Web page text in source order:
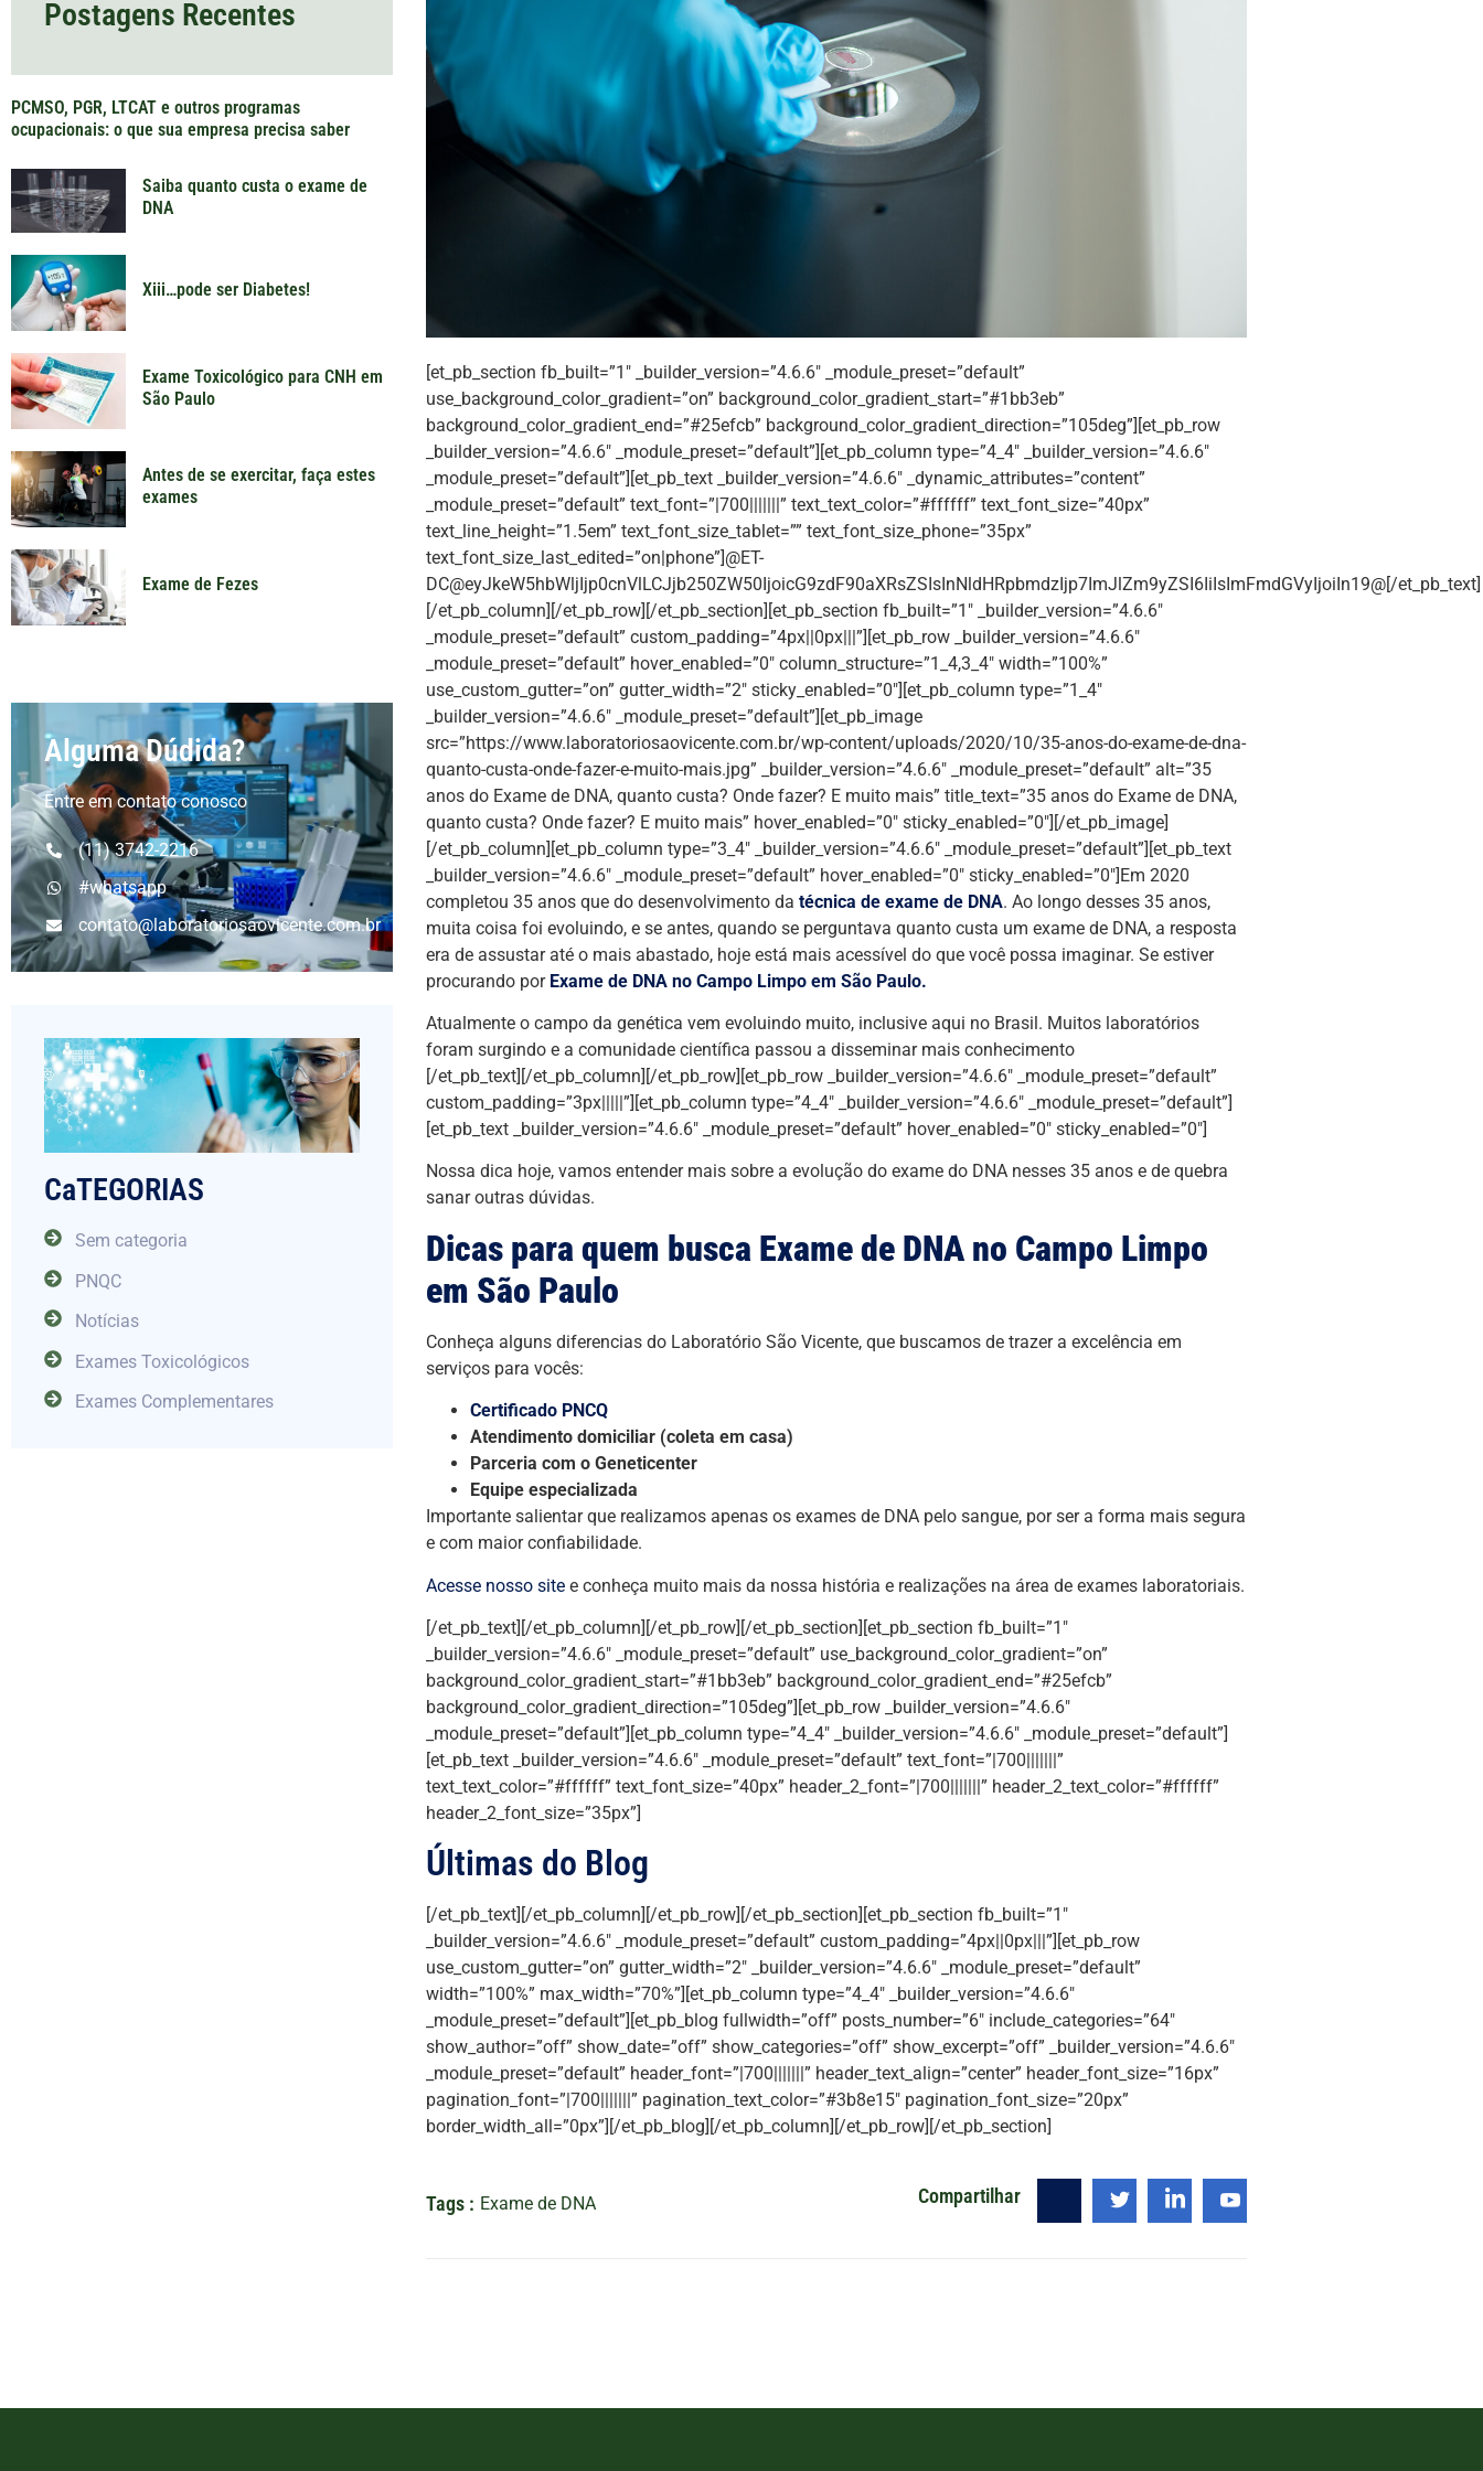
Postagens Recentes
PCMSO, PGR, LTCAT e outros programas
ocupacionais: o que sua empresa precisa saber
Saiba quanto custa o exame de
DNA
Xiii…pode ser Diabetes!
Exame Toxicológico para CNH em
São Paulo
Antes de se exercitar, faça estes
exames
Exame de Fezes
Alguma Dúdida?
Entre em contato conosco
(11) 3742-2216
#whatsapp
contato@laboratoriosaovicente.com.br
CaTEGORIAS
Sem categoria
PNQC
Notícias
Exames Toxicológicos
Exames Complementares
[et_pb_section fb_built=”1″ _builder_version=”4.6.6″ _module_preset=”default”
use_background_color_gradient=”on” background_color_gradient_start=”#1bb3eb”
background_color_gradient_end=”#25efcb” background_color_gradient_direction=”105deg”][et_pb_row
_builder_version=”4.6.6″ _module_preset=”default”][et_pb_column type=”4_4″ _builder_version=”4.6.6″
_module_preset=”default”][et_pb_text _builder_version=”4.6.6″ _dynamic_attributes=”content”
_module_preset=”default” text_font=”|700|||||||” text_text_color=”#ffffff” text_font_size=”40px”
text_line_height=”1.5em” text_font_size_tablet=”” text_font_size_phone=”35px”
text_font_size_last_edited=”on|phone”]@ET-
DC@eyJkeW5hbWljIjp0cnVlLCJjb250ZW50IjoicG9zdF90aXRsZSIsInNldHRpbmdzIjp7ImJlZm9yZSI6IiIsImFmdGVyIjoiIn19@[/et_pb_text]
[/et_pb_column][/et_pb_row][/et_pb_section][et_pb_section fb_built=”1″ _builder_version=”4.6.6″
_module_preset=”default” custom_padding=”4px||0px|||”][et_pb_row _builder_version=”4.6.6″
_module_preset=”default” hover_enabled=”0″ column_structure=”1_4,3_4″ width=”100%”
use_custom_gutter=”on” gutter_width=”2″ sticky_enabled=”0″][et_pb_column type=”1_4″
_builder_version=”4.6.6″ _module_preset=”default”][et_pb_image
src=”https://www.laboratoriosaovicente.com.br/wp-content/uploads/2020/10/35-anos-do-exame-de-dna-
quanto-custa-onde-fazer-e-muito-mais.jpg” _builder_version=”4.6.6″ _module_preset=”default” alt=”35
anos do Exame de DNA, quanto custa? Onde fazer? E muito mais” title_text=”35 anos do Exame de DNA,
quanto custa? Onde fazer? E muito mais” hover_enabled=”0″ sticky_enabled=”0″][/et_pb_image]
[/et_pb_column][et_pb_column type=”3_4″ _builder_version=”4.6.6″ _module_preset=”default”][et_pb_text
_builder_version=”4.6.6″ _module_preset=”default” hover_enabled=”0″ sticky_enabled=”0″]Em 2020
completou 35 anos que do desenvolvimento da técnica de exame de DNA. Ao longo desses 35 anos,
muita coisa foi evoluindo, e se antes, quando se perguntava quanto custa um exame de DNA, a resposta
era de assustar até o mais abastado, hoje está mais acessível do que você possa imaginar. Se estiver
procurando por Exame de DNA no Campo Limpo em São Paulo.
Atualmente o campo da genética vem evoluindo muito, inclusive aqui no Brasil. Muitos laboratórios
foram surgindo e a comunidade científica passou a disseminar mais conhecimento
[/et_pb_text][/et_pb_column][/et_pb_row][et_pb_row _builder_version=”4.6.6″ _module_preset=”default”
custom_padding=”3px|||||”][et_pb_column type=”4_4″ _builder_version=”4.6.6″ _module_preset=”default”]
[et_pb_text _builder_version=”4.6.6″ _module_preset=”default” hover_enabled=”0″ sticky_enabled=”0″]
Nossa dica hoje, vamos entender mais sobre a evolução do exame do DNA nesses 35 anos e de quebra
sanar outras dúvidas.
Dicas para quem busca Exame de DNA no Campo Limpo
em São Paulo
Conheça alguns diferencias do Laboratório São Vicente, que buscamos de trazer a excelência em
serviços para vocês:
Certificado PNCQ
Atendimento domiciliar (coleta em casa)
Parceria com o Geneticenter
Equipe especializada
Importante salientar que realizamos apenas os exames de DNA pelo sangue, por ser a forma mais segura
e com maior confiabilidade.
Acesse nosso site e conheça muito mais da nossa história e realizações na área de exames laboratoriais.
[/et_pb_text][/et_pb_column][/et_pb_row][/et_pb_section][et_pb_section fb_built=”1″
_builder_version=”4.6.6″ _module_preset=”default” use_background_color_gradient=”on”
background_color_gradient_start=”#1bb3eb” background_color_gradient_end=”#25efcb”
background_color_gradient_direction=”105deg”][et_pb_row _builder_version=”4.6.6″
_module_preset=”default”][et_pb_column type=”4_4″ _builder_version=”4.6.6″ _module_preset=”default”]
[et_pb_text _builder_version=”4.6.6″ _module_preset=”default” text_font=”|700|||||||”
text_text_color=”#ffffff” text_font_size=”40px” header_2_font=”|700|||||||” header_2_text_color=”#ffffff”
header_2_font_size=”35px”]
Últimas do Blog
[/et_pb_text][/et_pb_column][/et_pb_row][/et_pb_section][et_pb_section fb_built=”1″
_builder_version=”4.6.6″ _module_preset=”default” custom_padding=”4px||0px|||”][et_pb_row
use_custom_gutter=”on” gutter_width=”2″ _builder_version=”4.6.6″ _module_preset=”default”
width=”100%” max_width=”70%”][et_pb_column type=”4_4″ _builder_version=”4.6.6″
_module_preset=”default”][et_pb_blog fullwidth=”off” posts_number=”6″ include_categories=”64″
show_author=”off” show_date=”off” show_categories=”off” show_excerpt=”off” _builder_version=”4.6.6″
_module_preset=”default” header_font=”|700|||||||” header_text_align=”center” header_font_size=”16px”
pagination_font=”|700|||||||” pagination_text_color=”#3b8e15″ pagination_font_size=”20px”
border_width_all=”0px”][/et_pb_blog][/et_pb_column][/et_pb_row][/et_pb_section]
Tags : Exame de DNA Compartilhar